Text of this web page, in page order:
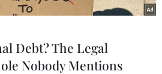
MỤC
vong tại
Debt? The Legal
Nobody Mentions